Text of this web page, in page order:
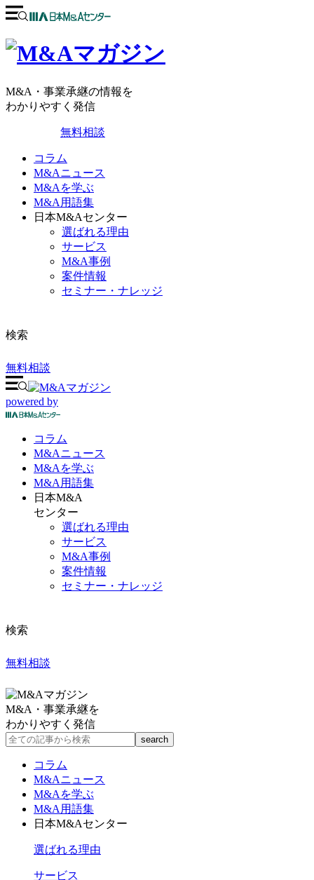
M&A・事業承継の情報を
わかりやすく発信
無料相談
コラム
M&Aニュース
M&Aを学ぶ
M&A用語集
日本M&Aセンター
選ばれる理由
サービス
M&A事例
案件情報
セミナー・ナレッジ
検索
無料相談
powered by
コラム
M&Aニュース
M&Aを学ぶ
M&A 用語集
日本M&A
センター
選ばれる理由
サービス
M&A事例
案件情報
セミナー・ナレッジ
検索
無料相談
M&A・事業承継を
わかりやすく発信
コラム
M&Aニュース
M&Aを学ぶ
M&A用語集
日本M&Aセンター
選ばれる理由
サービス